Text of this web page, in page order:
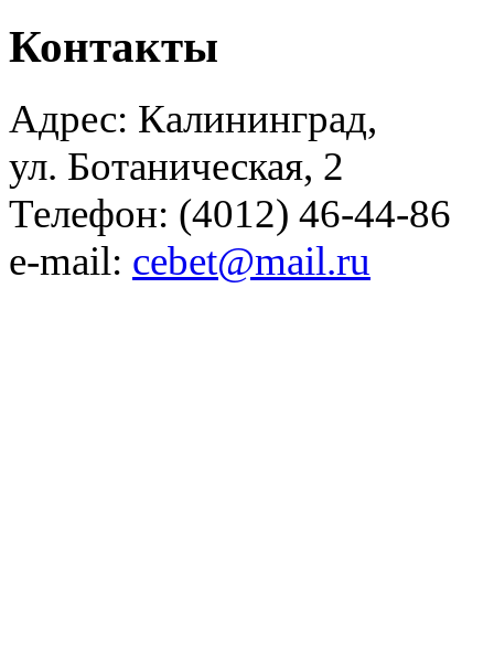
Контакты
Адрес: Калининград,
ул. Ботаническая, 2
Телефон: (4012) 46-44-86
e-mail: cebet@mail.ru